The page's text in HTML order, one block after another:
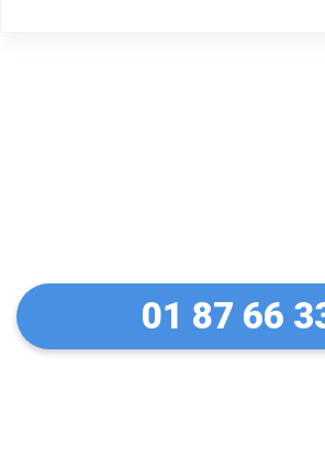
01 87 66